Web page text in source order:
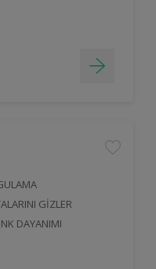
GİZLER
DAYANIMI